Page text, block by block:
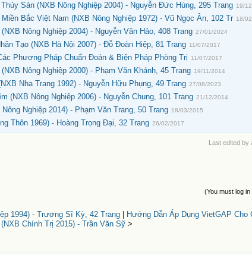
Sản (NXB Nông Nghiệp 2004) - Nguyễn Đức Hùng, 295 Trang 19/
Bắc Việt Nam (NXB Nông Nghiệp 1972) - Vũ Ngọc Ân, 102 Tr 18/
Nông Nghiệp 2004) - Nguyễn Văn Hảo, 408 Trang 27/01/2024
Tạo (NXB Hà Nội 2007) - Đỗ Đoàn Hiệp, 81 Trang 11/07/2017
Phương Pháp Chuẩn Đoán & Biện Pháp Phòng Trị 11/07/2017
Nông Nghiệp 2000) - Phạm Văn Khánh, 45 Trang 19/11/2014
Nha Trang 1992) - Nguyễn Hữu Phụng, 49 Trang 27/08/2023
(NXB Nông Nghiệp 2006) - Nguyễn Chung, 101 Trang 21/12/2014
Nghiệp 2014) - Phạm Văn Trang, 50 Trang 18/03/2015
Thôn 1969) - Hoàng Trọng Đại, 32 Trang 26/02/2017
Last edited
(You must log
1994) - Trương Sĩ Kỳ, 42 Trang
Hướng Dẫn Áp Dụng VietGAP Cho
Chính Trị 2015) - Trần Văn Sỹ>